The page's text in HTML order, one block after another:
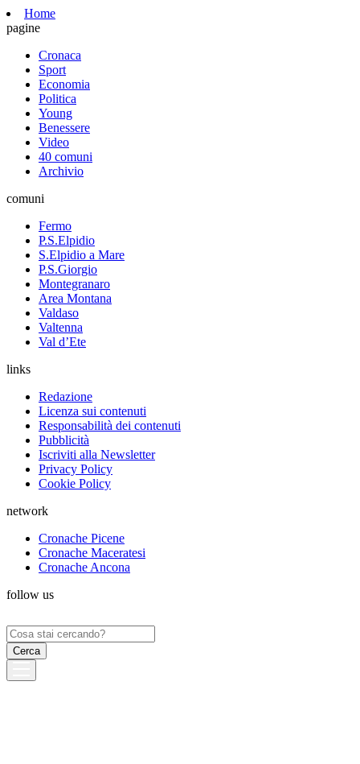
Home
pagine
Cronaca
Sport
Economia
Politica
Young
Benessere
Video
40 comuni
Archivio
comuni
Fermo
P.S.Elpidio
S.Elpidio a Mare
P.S.Giorgio
Montegranaro
Area Montana
Valdaso
Valtenna
Val d’Ete
links
Redazione
Licenza sui contenuti
Responsabilità dei contenuti
Pubblicità
Iscriviti alla Newsletter
Privacy Policy
Cookie Policy
network
Cronache Picene
Cronache Maceratesi
Cronache Ancona
follow us
Ricerca
per: